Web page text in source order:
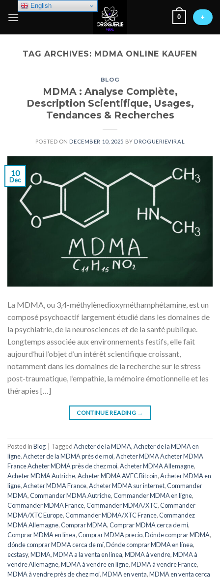
0 +
TAG ARCHIVES: MDMA ONLINE KAUFEN
BLOG
MDMA : Analyse Complète,
Description Scientifique, Usages,
Tendances & Recherches
POSTED ON DECEMBER 10, 2025 BY DROGUERIEVIRAL
10
Dec
La MDMA, ou 3,4-méthylènedioxyméthamphétamine, est un
composé psychoactif largement étudié dans les domaines de
la psychiatrie, de la neurosciences et de la santé publique.
Longtemps associée aux environnements festifs, elle fait
aujourd’hui l’objet d’un intérêt scientifique croissant,
notamment dans les domaines de la recherche sur le stress
post-traumatique, l’empathie, la mémoire émotionnelle et les
thérapies […]
CONTINUE READING →
Posted inBlog TaggedAcheter de la MDMA,Acheter de la MDMA en
ligne,Acheter de la MDMA près de moi,Acheter MDMA Acheter MDMA
France Acheter MDMA près de chez moi,Acheter MDMA Allemagne,
Acheter MDMA Autriche,Acheter MDMA AVEC Bitcoin,Acheter MDMA en
ligne,Acheter MDMA France,Acheter MDMA sur internet,Commander
MDMA,Commander MDMA Autriche,Commander MDMA en ligne,
Commander MDMA France,Commander MDMA/XTC,Commander
MDMA/XTC Europe,Commander MDMA/XTC France,Commandez
MDMA Allemagne,Comprar MDMA,Comprar MDMA cerca de mí,
Comprar MDMA en línea,Comprar MDMA precio,Dónde comprar MDMA,
dónde comprar MDMA cerca de mí,Dónde comprar MDMA en línea,
ecstasy,MDMA,MDMA a la venta en línea,MDMA à vendre,MDMA à
vendre Allemagne,MDMA à vendre en ligne,MDMA à vendre France,
MDMA à vendre près de chez moi,MDMA en venta,MDMA en venta cerca
English